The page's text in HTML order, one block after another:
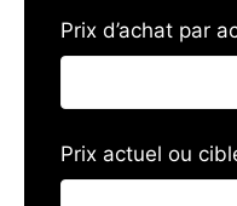
Prix d’achat par
Prix actuel ou